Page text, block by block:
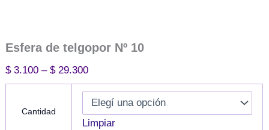
Esfera de telgopor Nº 10
$3.100 – $29.300Rango
de
precios:
desde
Cantidad
Limpiar